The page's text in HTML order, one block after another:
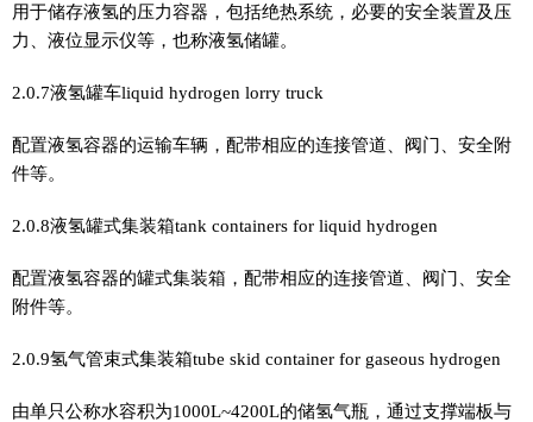
用于储存液氢的压力容器，包括绝热系统，必要的安全装置及压
力、液位显示仪等，也称液氢储罐。
2.0.7液氢罐车liquid hydrogen lorry truck
配置液氢容器的运输车辆，配带相应的连接管道、阀门、安全附
件等。
2.0.8液氢罐式集装箱tank containers for liquid hydrogen
配置液氢容器的罐式集装箱，配带相应的连接管道、阀门、安全
附件等。
2.0.9氢气管束式集装箱tube skid container for gaseous hydrogen
由单只公称水容积为1000L~4200L的储氢气瓶，通过支撑端板与